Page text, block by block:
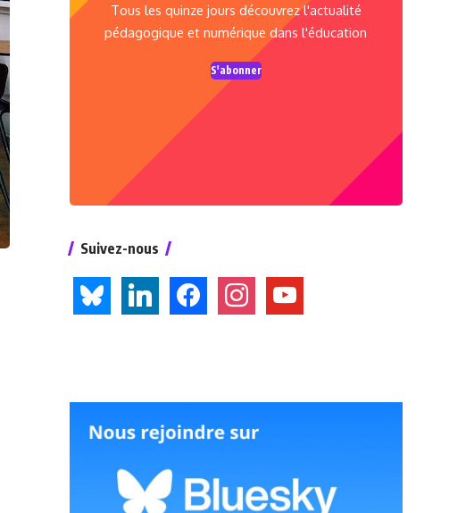
Tous les quinze jours découvrez l'actualité
pédagogique et numérique dans l'éducation
S'abonner
Suivez-nous
bluesky linkedin facebookinstagramyoutube